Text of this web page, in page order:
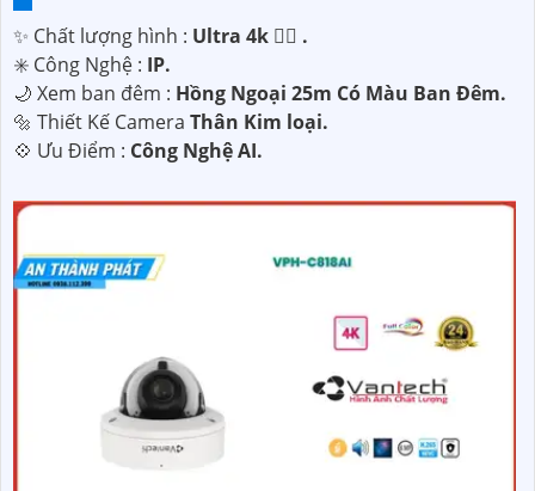
✨ Chất lượng hình : Ultra 4k 👍🏾 .
✳️ Công Nghệ : IP.
🌙 Xem ban đêm : Hồng Ngoại 25m Có Màu Ban Ðêm.
🔩 Thiết Kế Camera Thân Kim loại.
️💠 Ưu Điểm : Công Nghệ AI.